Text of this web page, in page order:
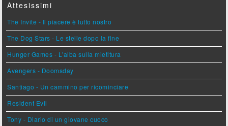
Attesissimi
The Invite - Il piacere è tutto nostro
The Dog Stars - Le stelle dopo la fine
Hunger Games - L'alba sulla mietitura
Avengers - Doomsday
Santiago - Un cammino per ricominciare
Resident Evil
Tony - Diario di un giovane cuoco